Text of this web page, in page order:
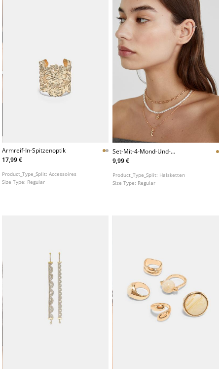
Armreif-In-Spitzenoptik
17,99 €
Product_Type_Split:Accessoires
Size Type: Regular
Set-Mit-4-Mond-Und-
Sonnenhalsketten
9,99 €
Product_Type_Split: Halsketten
Size Type: Regular